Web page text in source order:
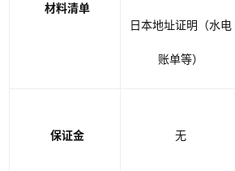
材料清单
日本地址证明（水电
账单等）
保证金 无